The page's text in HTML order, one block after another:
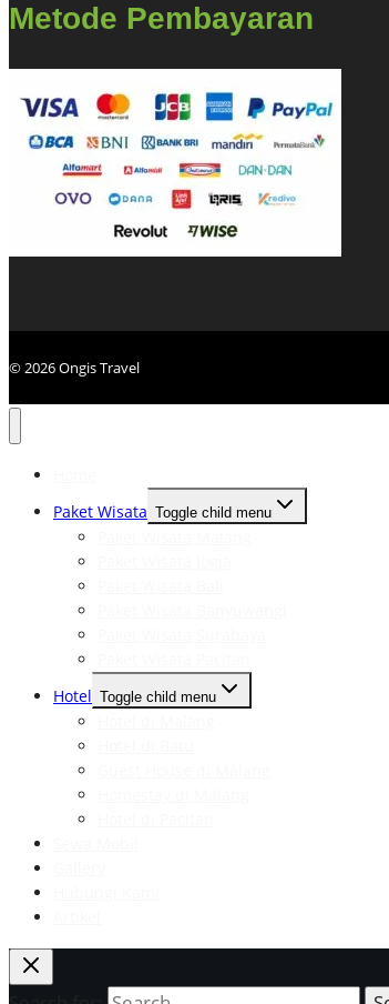
Metode Pembayaran
© 2026 Ongis Travel
Paket Wisata Toggle child menu
Hotel Toggle child menu